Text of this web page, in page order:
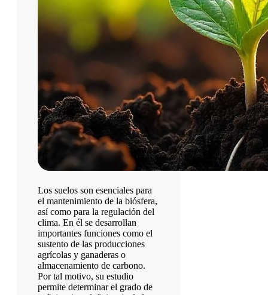
Los suelos son esenciales para
el mantenimiento de la biósfera,
así como para la regulación del
clima. En él se desarrollan
importantes funciones como el
sustento de las producciones
agrícolas y ganaderas o
almacenamiento de carbono.
Por tal motivo, su estudio
permite determinar el grado de